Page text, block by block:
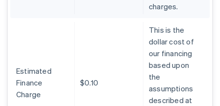
charges.
Estimated
Finance
Charge
$0.10
This is the
dollar cost of
our financing
based upon
the
assumptions
described at